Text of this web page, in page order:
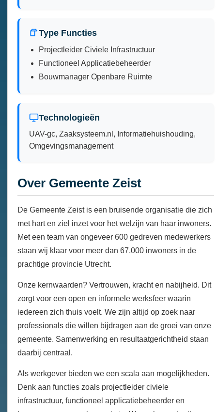
Type Functies
Projectleider Civiele Infrastructuur
Functioneel Applicatiebeheerder
Bouwmanager Openbare Ruimte
Technologieën
UAV-gc, Zaaksysteem.nl, Informatiehuishouding,
Omgevingsmanagement
Over Gemeente Zeist
De Gemeente Zeist is een bruisende organisatie die zich
met hart en ziel inzet voor het welzijn van haar inwoners.
Met een team van ongeveer 600 gedreven medewerkers
staan wij klaar voor meer dan 67.000 inwoners in de
prachtige provincie Utrecht.
Onze kernwaarden? Vertrouwen, kracht en nabijheid. Dit
zorgt voor een open en informele werksfeer waarin
iedereen zich thuis voelt. We zijn altijd op zoek naar
professionals die willen bijdragen aan de groei van onze
gemeente. Samenwerking en resultaatgerichtheid staan
daarbij centraal.
Als werkgever bieden we een scala aan mogelijkheden.
Denk aan functies zoals projectleider civiele
infrastructuur, functioneel applicatiebeheerder en